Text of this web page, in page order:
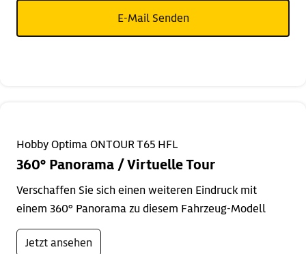
E-Mail Senden
Hobby Optima ONTOUR T65 HFL
360° Panorama / Virtuelle Tour
Verschaffen Sie sich einen weiteren Eindruck mit
einem 360° Panorama zu diesem Fahrzeug-Modell
Jetzt ansehen